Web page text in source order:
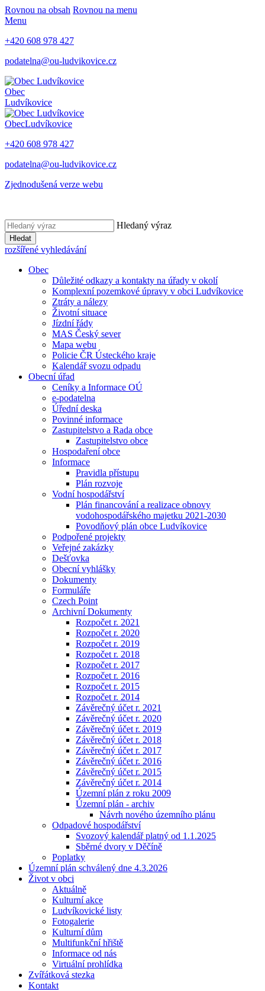
Rovnou na obsah Rovnou na menu
Menu
+420 608 978 427
podatelna@ou-ludvikovice.cz
Obec
Ludvíkovice
ObecLudvíkovice
+420 608 978 427
podatelna@ou-ludvikovice.cz
Zjednodušená verze webu
Hledaný výraz
Hledat
rozšířené vyhledávání
Obec
Důležité odkazy a kontakty na úřady v okolí
Komplexní pozemkové úpravy v obci Ludvíkovice
Ztráty a nálezy
Životní situace
Jízdní řády
MAS Český sever
Mapa webu
Policie ČR Ústeckého kraje
Kalendář svozu odpadu
Obecní úřad
Ceníky a Informace OÚ
e-podatelna
Úřední deska
Povinné informace
Zastupitelstvo a Rada obce
Zastupitelstvo obce
Hospodaření obce
Informace
Pravidla přístupu
Plán rozvoje
Vodní hospodářství
Plán financování a realizace obnovy
vodohospodářského majetku 2021-2030
Povodňový plán obce Ludvíkovice
Podpořené projekty
Veřejné zakázky
Dešťovka
Obecní vyhlášky
Dokumenty
Formuláře
Czech Point
Archivní Dokumenty
Rozpočet r. 2021
Rozpočet r. 2020
Rozpočet r. 2019
Rozpočet r. 2018
Rozpočet r. 2017
Rozpočet r. 2016
Rozpočet r. 2015
Rozpočet r. 2014
Závěrečný účet r. 2021
Závěrečný účet r. 2020
Závěrečný účet r. 2019
Závěrečný účet r. 2018
Závěrečný účet r. 2017
Závěrečný účet r. 2016
Závěrečný účet r. 2015
Závěrečný účet r. 2014
Územní plán z roku 2009
Územní plán - archiv
Návrh nového územního plánu
Odpadové hospodářství
Svozový kalendář platný od 1.1.2025
Sběrné dvory v Děčíně
Poplatky
Územní plán schválený dne 4.3.2026
Život v obci
Aktuálně
Kulturní akce
Ludvíkovické listy
Fotogalerie
Kulturní dům
Multifunkční hřiště
Informace od nás
Virtuální prohlídka
Zvířátková stezka
Kontakt